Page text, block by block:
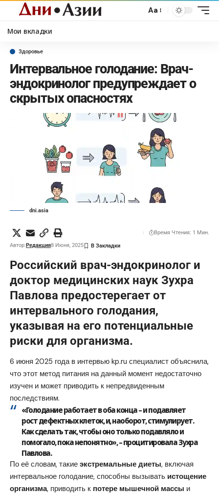
Aa
Мои вкладки
Здоровье
Интервальное голодание: Врач-
эндокринолог предупреждает о
скрытых опасностях
dni.asia
Автор:Редакция8 Июня, 2025
Время Чтения: 1 Мин.
Российский врач-эндокринолог и
доктор медицинских наук Зухра
Павлова предостерегает от
интервального голодания,
указывая на его потенциальные
риски для организма.
6 июня 2025 года в интервью kp.ru специалист объяснила,
что этот метод питания на данный момент недостаточно
изучен и может приводить к непредвиденным
последствиям.
«Голодание работает в оба конца – и подавляет
рост дефектных клеток, и, наоборот, стимулирует.
Как сделать так, чтобы оно только подавляло и
помогало, пока непонятно», – процитировала Зухра
Павлова.
По её словам, такие экстремальные диеты, включая
интервальное голодание, способны вызывать истощение
организма, приводить к потере мышечной массы и